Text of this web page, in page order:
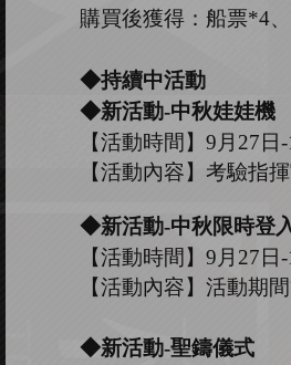
購買後獲得：船票*4
◆持續中活動
◆新活動-中秋娃娃機
【活動時間】 9 月 27日
【活動內容】考驗指
◆新活動-中秋限時登
【活動時間】 9 月 27日
【活動內容】活動期
◆新活動-聖鑄儀式